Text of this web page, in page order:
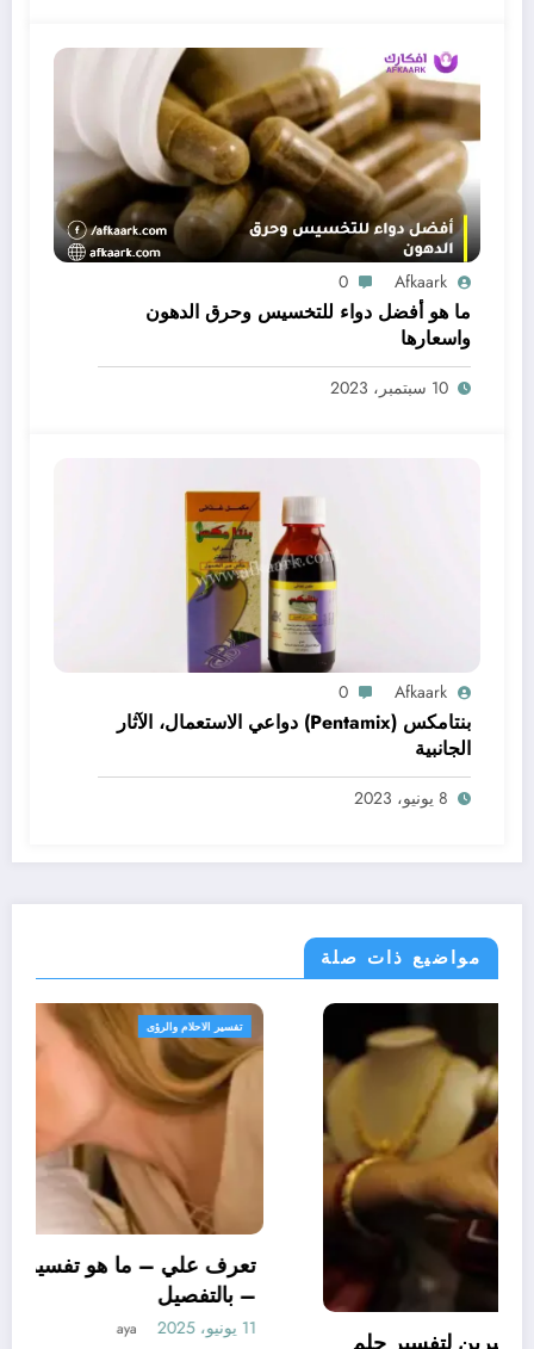
Afkaark
0
ما هو أفضل دواء للتخسيس وحرق الدهون
واسعارها
10 سبتمبر، 2023
Afkaark
0
بنتامكس (Pentamix) دواعي الاستعمال، الآثار
الجانبية
8 يونيو، 2023
مواضيع ذات صلة
تفسير الاحلام والرؤى